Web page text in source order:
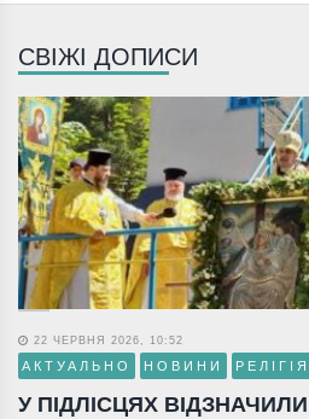
СВІЖІ ДОПИСИ
22 ЧЕРВНЯ 2026, 10:52
АКТУАЛЬНО НОВИНИ РЕЛІГІЯ
У ПІДЛІСЦЯХ ВІДЗНАЧИЛИ